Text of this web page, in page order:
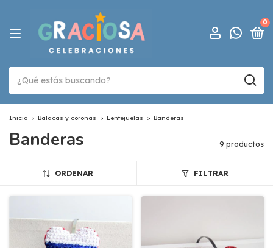
0
Inicio > Balacas y coronas > Lentejuelas > Banderas
Banderas 9 productos
ORDENAR FILTRAR